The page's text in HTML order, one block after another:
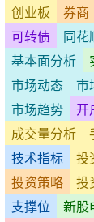
创业板
券商
可转债
同花
基本面分析
市场动态
市
市场趋势
开
成交量分析
技术指标
投
投资策略
投
支撑位
新股